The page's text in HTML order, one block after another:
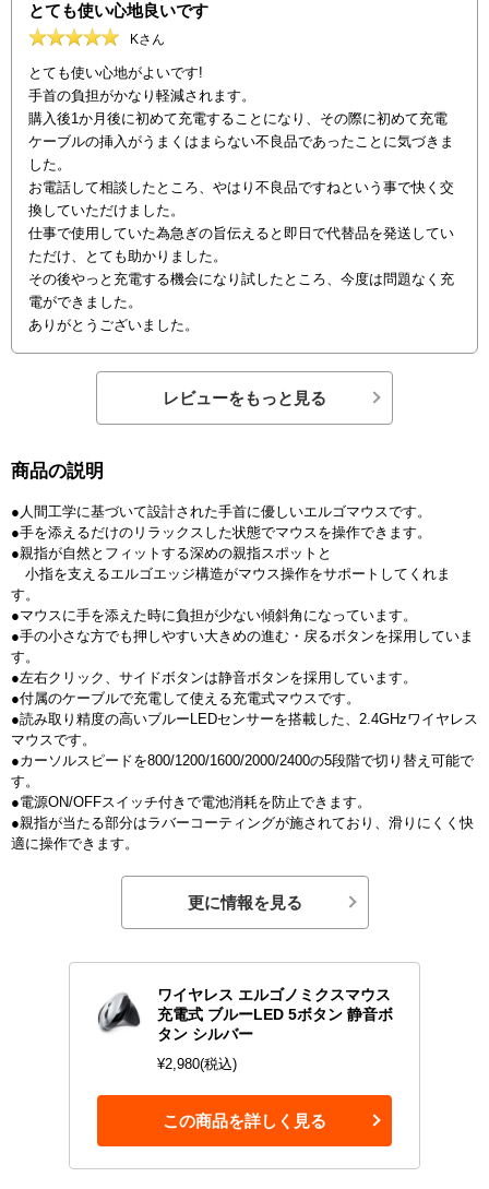
とても使い心地良いです
Kさん
とても使い心地がよいです!
手首の負担がかなり軽減されます。
購入後1か月後に初めて充電することになり、その際に初めて充電
ケーブルの挿入がうまくはまらない不良品であったことに気づきま
した。
お電話して相談したところ、やはり不良品ですねという事で快く交
換していただけました。
仕事で使用していた為急ぎの旨伝えると即日で代替品を発送してい
ただけ、とても助かりました。
その後やっと充電する機会になり試したところ、今度は問題なく充
電ができました。
ありがとうございました。
レビューをもっと見る
商品の説明
●人間工学に基づいて設計された手首に優しいエルゴマウスです。
●手を添えるだけのリラックスした状態でマウスを操作できます。
●親指が自然とフィットする深めの親指スポットと
小指を支えるエルゴエッジ構造がマウス操作をサポートしてくれま
す。
●マウスに手を添えた時に負担が少ない傾斜角になっています。
●手の小さな方でも押しやすい大きめの進む・戻るボタンを採用していま
す。
●左右クリック、サイドボタンは静音ボタンを採用しています。
●付属のケーブルで充電して使える充電式マウスです。
●読み取り精度の高いブルーLEDセンサーを搭載した、2.4GHzワイヤレス
マウスです。
●カーソルスピードを800/1200/1600/2000/2400の5段階で切り替え可能で
す。
●電源ON/OFFスイッチ付きで電池消耗を防止できます。
●親指が当たる部分はラバーコーティングが施されており、滑りにくく快
適に操作できます。
更に情報を見る
ワイヤレス エルゴノミクスマウス
充電式 ブルーLED 5ボタン 静音ボ
タン シルバー
¥2,980(税込)
この商品を詳しく見る